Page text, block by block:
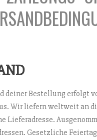
deiner Bestellung erfolgt
Wir liefern weltweit an
Lieferadresse.
Gesetzliche